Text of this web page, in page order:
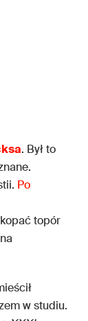
. Był to
Po
topór
w studiu.